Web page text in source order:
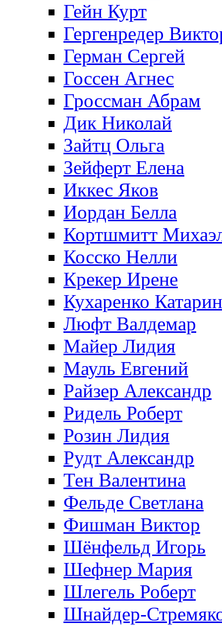
Гейн Курт
Гергенредер
Герман Сергей
Госсен Агнес
Гроссман Абрам
Дик Николай
Зайтц Ольга
Зейферт Елена
Иккес Яков
Иордан Белла
Кортшмитт
Косско Нелли
Крекер Ирене
Кухаренко
Люфт Валдемaр
Майер Лидия
Мауль Евгений
Райзер Александр
Ридель Роберт
Розин Лидия
Рудт Александр
Тен Валентина
Фельде Светлана
Фишман Виктор
Шёнфельд Игорь
Шефнер Мария
Шлегель Роберт
Шнайдер-